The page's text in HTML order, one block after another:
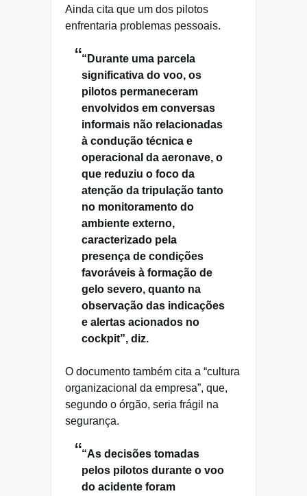
Ainda cita que um dos pilotos
enfrentaria problemas pessoais.
“Durante uma parcela
significativa do voo, os
pilotos permaneceram
envolvidos em conversas
informais não relacionadas
à condução técnica e
operacional da aeronave, o
que reduziu o foco da
atenção da tripulação tanto
no monitoramento do
ambiente externo,
caracterizado pela
presença de condições
favoráveis à formação de
gelo severo, quanto na
observação das indicações
e alertas acionados no
cockpit”, diz.
O documento também cita a “cultura
organizacional da empresa”, que,
segundo o órgão, seria frágil na
segurança.
“As decisões tomadas
pelos pilotos durante o voo
do acidente foram